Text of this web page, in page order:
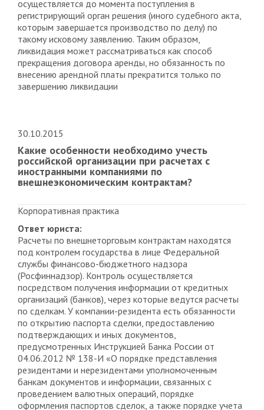
осуществляется до момента поступления в
регистрирующий орган решения (иного судебного акта,
которым завершается производство по делу) по
такому исковому заявлению. Таким образом,
ликвидация может рассматриваться как способ
прекращения договора аренды, но обязанность по
внесению арендной платы прекратится только по
завершению ликвидации
30.10.2015
Какие особенности необходимо учесть
российской организации при расчетах с
иностранными компаниями по
внешнеэкономическим контрактам?
Корпоративная практика
Ответ юриста:
Расчеты по внешнеторговым контрактам находятся
под контролем государства в лице Федеральной
службы финансово-бюджетного надзора
(Росфиннадзор). Контроль осуществляется
посредством получения информации от кредитных
организаций (банков), через которые ведутся расчеты
по сделкам. У компании-резидента есть обязанности
по открытию паспорта сделки, предоставлению
подтверждающих и иных документов,
предусмотренных Инструкцией Банка России от
04.06.2012 № 138-И «О порядке представления
резидентами и нерезидентами уполномоченным
банкам документов и информации, связанных с
проведением валютных операций, порядке
оформления паспортов сделок, а также порядке учета